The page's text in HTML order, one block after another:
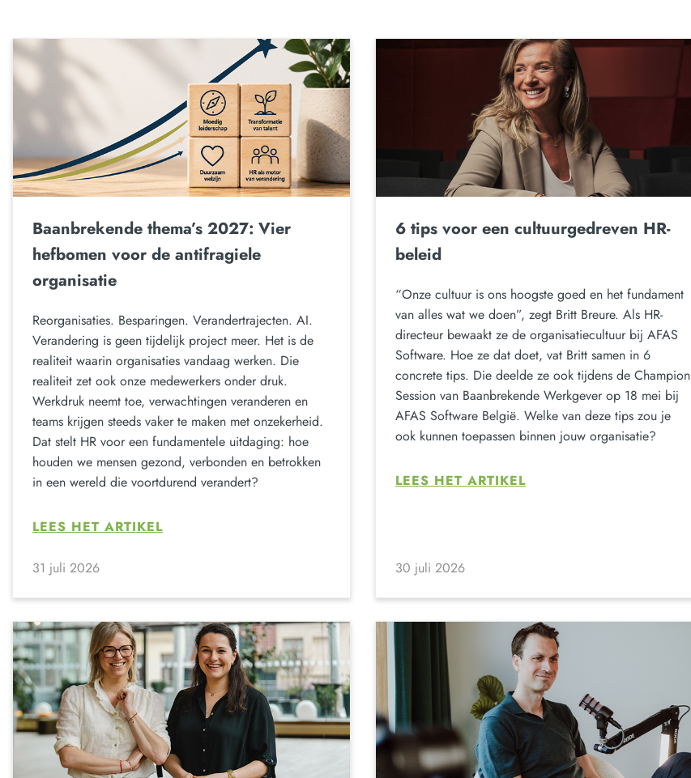
Baanbrekende thema’s 2027: Vier
hefbomen voor de antifragiele
organisatie
Reorganisaties. Besparingen. Verandertrajecten. AI.
Verandering is geen tijdelijk project meer. Het is de
realiteit waarin organisaties vandaag werken. Die
realiteit zet ook onze medewerkers onder druk.
Werkdruk neemt toe, verwachtingen veranderen en
teams krijgen steeds vaker te maken met onzekerheid.
Dat stelt HR voor een fundamentele uitdaging: hoe
houden we mensen gezond, verbonden en betrokken
in een wereld die voortdurend verandert?
LEES HET ARTIKEL
31 juli 2026
6 tips voor een cultuurgedreven HR-
beleid
“Onze cultuur is ons hoogste goed en het fundament
van alles wat we doen”, zegt Britt Breure. Als HR-
directeur bewaakt ze de organisatiecultuur bij AFAS
Software. Hoe ze dat doet, vat Britt samen in 6
concrete tips. Die deelde ze ook tijdens de Champion
Session van Baanbrekende Werkgever op 18 mei bij
AFAS Software België. Welke van deze tips zou je
ook kunnen toepassen binnen jouw organisatie?
LEES HET ARTIKEL
30 juli 2026